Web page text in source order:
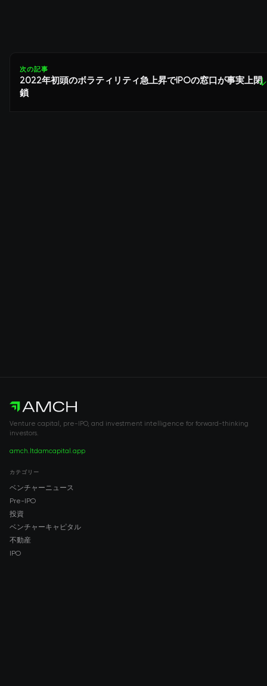
次の記事
2022年初頭のボラティリティ急上昇でIPOの窓口が事実上閉
鎖
↓
Venture capital, pre-IPO, and investment intelligence for forward-thinking
investors.
amch.ltdamcapital.app
カテゴリー
ベンチャーニュース
Pre-IPO
投資
ベンチャーキャピタル
不動産
IPO